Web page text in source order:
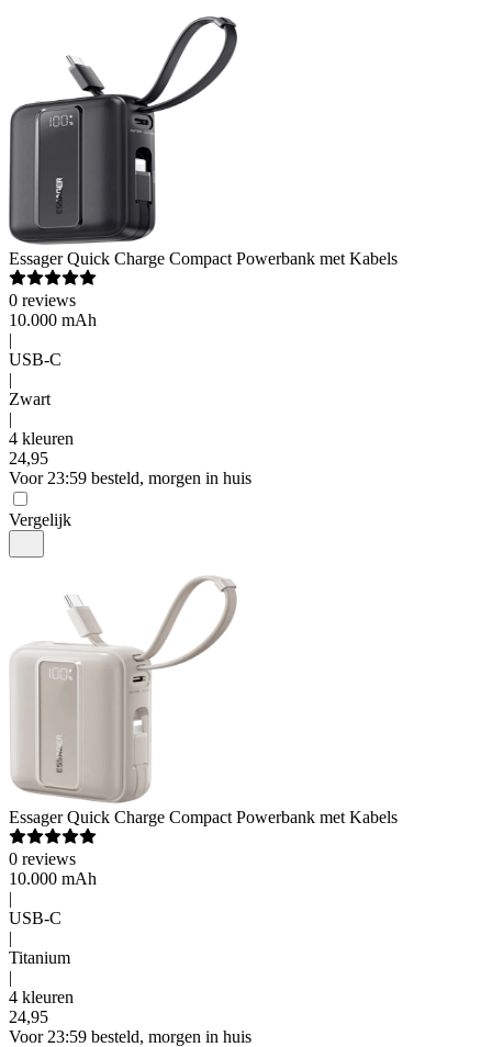
Essager Quick Charge Compact Powerbank met Kabels
0 reviews
10.000 mAh
|
USB-C
|
Zwart
|
4 kleuren
24,95
Voor 23:59 besteld, morgen in huis
Vergelijk
Essager Quick Charge Compact Powerbank met Kabels
0 reviews
10.000 mAh
|
USB-C
|
Titanium
|
4 kleuren
24,95
Voor 23:59 besteld, morgen in huis